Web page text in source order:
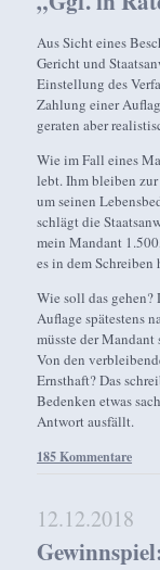
Aus Sicht eines
Gericht und
Einstellung des
Zahlung einer
geraten aber
Wie im Fall eines
lebt. Ihm bleiben
um seinen
schlägt die
mein Mandant
es in dem Schreiben
Wie soll das gehen?
Auflage spätestens
müsste der
Von den
Ernsthaft? Das
Bedenken etwas
Antwort ausfällt.
185 Kommentare
12.12.2018